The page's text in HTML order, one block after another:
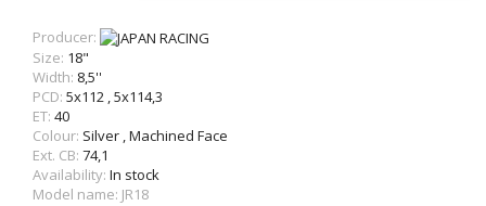
Producer:
Size: 18"
Width: 8,5''
PCD: 5x112 ,5x114,3
ET: 40
Colour: Silver ,Machined Face
Ext. CB: 74,1
Availability: In stock
Model name: JR18